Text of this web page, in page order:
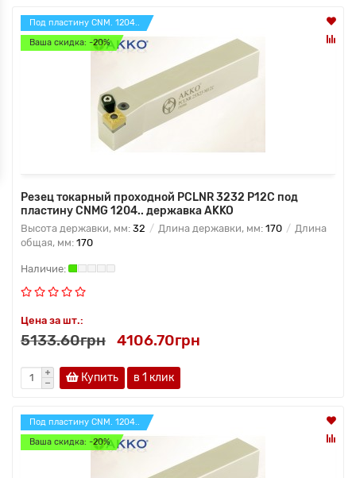
Под пластину CNM. 1204..
Ваша скидка: -20%
Резец токарный проходной PCLNR 3232 P12C под
пластину CNMG 1204.. державка AKKO
Высота державки, мм: 32 Длина державки, мм: 170
Длина
общая, мм: 170
Цена за шт.:
5133.60грн 4106.70грн
Купить в 1 клик
Под пластину CNM. 1204..
Ваша скидка: -20%